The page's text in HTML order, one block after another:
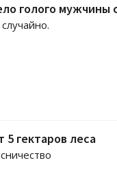
голого мужчины
5 гектаров леса